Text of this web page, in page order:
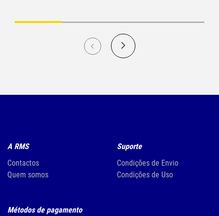
A RMS
Contactos
Quem somos
Suporte
Condições de Envio
Condições de Uso
Métodos de pagamento